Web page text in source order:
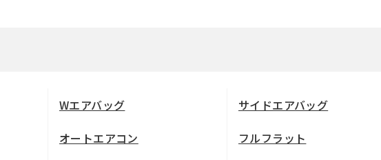
Wエアバッグ サイドエアバッグ
オートエアコン フルフラット